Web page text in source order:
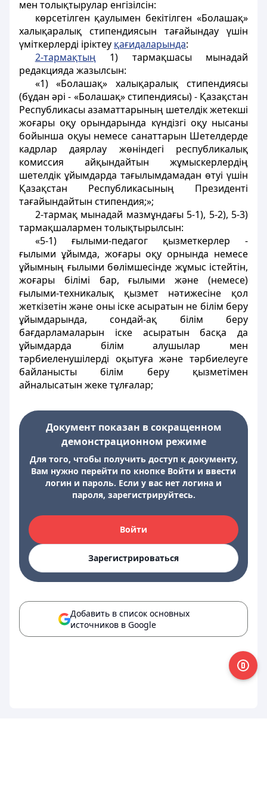
мен толықтырулар енгізілсін:
көрсетілген қаулымен бекітілген «Болашақ»
халықаралық стипендиясын тағайындау үшін
үміткерлерді іріктеу қағидаларында:
2-тармақтың 1) тармақшасы мынадай
редакцияда жазылсын:
«1) «Болашақ» халықаралық стипендиясы
(бұдан әрі - «Болашақ» стипендиясы) - Қазақстан
Республикасы азаматтарының шетелдік жетекші
жоғары оқу орындарында күндізгі оқу нысаны
бойынша оқуы немесе санаттарын Шетелдерде
кадрлар даярлау жөніндегі республикалық
комиссия айқындайтын жұмыскерлердің
шетелдік ұйымдарда тағылымдамадан өтуі үшін
Қазақстан Республикасының Президенті
тағайындайтын стипендия;»;
2-тармақ мынадай мазмұндағы 5-1), 5-2), 5-3)
тармақшалармен толықтырылсын:
«5-1) ғылыми-педагог қызметкерлер -
ғылыми ұйымда, жоғары оқу орнында немесе
ұйымның ғылыми бөлімшесінде жұмыс істейтін,
жоғары білімі бар, ғылыми және (немесе)
ғылыми-техникалық қызмет нәтижесіне қол
жеткізетін және оны іске асыратын не білім беру
ұйымдарында, сондай-ақ білім беру
бағдарламаларын іске асыратын басқа да
ұйымдарда білім алушылар мен
тәрбиеленушілерді оқытуға және тәрбиелеуге
байланысты білім беру қызметімен
айналысатын жеке тұлғалар;
Документ показан в сокращенном
демонстрационном режиме
Для того, чтобы получить доступ к документу,
Вам нужно перейти по кнопке Войти и ввести
логин и пароль. Если у вас нет логина и
пароля, зарегистрируйтесь.
Войти
Зарегистрироваться
Добавить в список основных
источников в Google